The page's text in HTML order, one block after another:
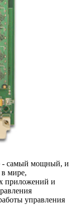
- самый мощный, и
мире,
приложений и
управления